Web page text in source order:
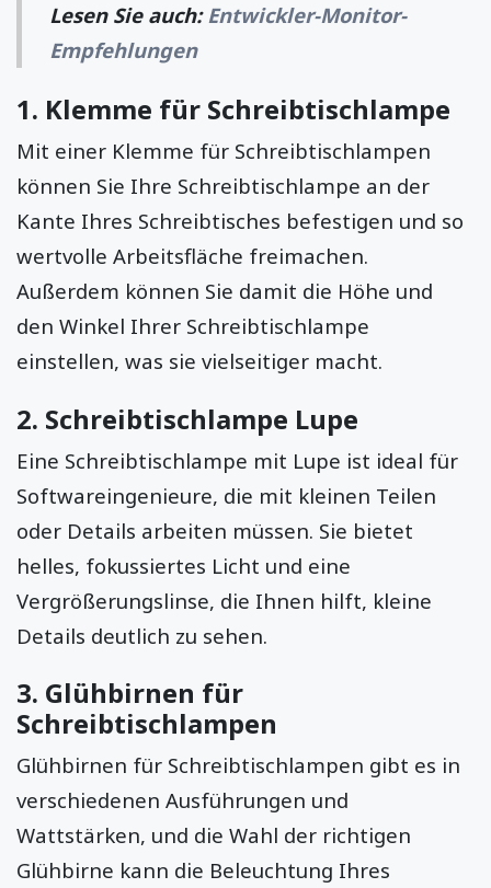
Lesen Sie auch:Entwickler-Monitor-
Empfehlungen
1. Klemme für Schreibtischlampe
Mit einer Klemme für Schreibtischlampen
können Sie Ihre Schreibtischlampe an der
Kante Ihres Schreibtisches befestigen und so
wertvolle Arbeitsfläche freimachen.
Außerdem können Sie damit die Höhe und
den Winkel Ihrer Schreibtischlampe
einstellen, was sie vielseitiger macht.
2. Schreibtischlampe Lupe
Eine Schreibtischlampe mit Lupe ist ideal für
Softwareingenieure, die mit kleinen Teilen
oder Details arbeiten müssen. Sie bietet
helles, fokussiertes Licht und eine
Vergrößerungslinse, die Ihnen hilft, kleine
Details deutlich zu sehen.
3. Glühbirnen für
Schreibtischlampen
Glühbirnen für Schreibtischlampen gibt es in
verschiedenen Ausführungen und
Wattstärken, und die Wahl der richtigen
Glühbirne kann die Beleuchtung Ihres